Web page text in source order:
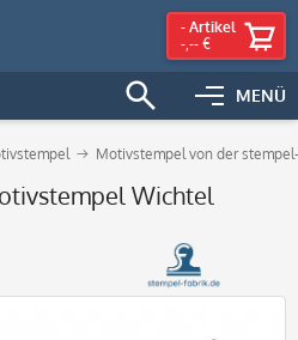
MENÜ
- Artikel
-,-- €
Motivstempel von der
Wichtel